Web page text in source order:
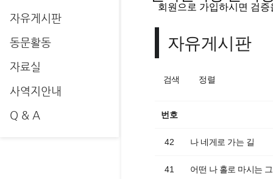
자유게시판
동문활동
자료실
사역지안내
Q & A
회원으로 가입하시면 검
자유게시판
검색 정렬
번호
42 나 네게로 가는 길
41 어떤 나 홀로 마시는